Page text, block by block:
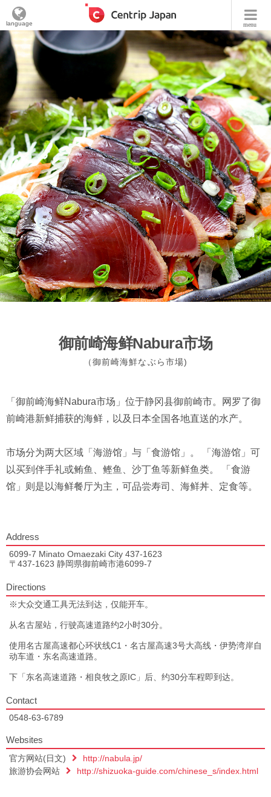
menu
language
御前崎海鲜Nabura市场
（御前崎海鮮なぶら市場)
「御前崎海鲜Nabura市场」位于静冈县御前崎市。网罗了御
前崎港新鲜捕获的海鲜，以及日本全国各地直送的水产。
市场分为两大区域「海游馆」与「食游馆」。 「海游馆」可
以买到伴手礼或鲔鱼、鲣鱼、沙丁鱼等新鲜鱼类。 「食游
馆」则是以海鲜餐厅为主，可品尝寿司、海鲜丼、定食等。
Address
6099-7 Minato Omaezaki City 437-1623
〒437-1623 静岡県御前崎市港6099-7
Directions
※大众交通工具无法到达，仅能开车。
从名古屋站，行驶高速道路约2小时30分。
使用名古屋高速都心环状线C1・名古屋高速3号大高线・伊势湾岸自
动车道・东名高速道路。
下「东名高速道路・相良牧之原IC」后、约30分车程即到达。
Contact
0548-63-6789
Websites
官方网站(日文)
http://nabula.jp/
旅游协会网站
http://shizuoka-guide.com/chinese_s/index.html